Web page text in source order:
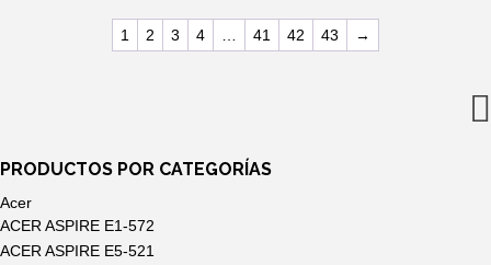
era:
22,80€.
es:
19,99€.
1 2 3 4 41 42 43 →
PRODUCTOS POR CATEGORÍAS
Acer
ACER ASPIRE E1-572
ACER ASPIRE E5-521